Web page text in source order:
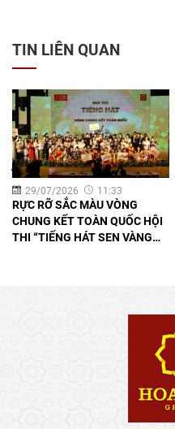
TIN LIÊN QUAN
29/07/2026 11:33
RỰC RỠ SẮC MÀU VÒNG
CHUNG KẾT TOÀN QUỐC HỘI
THI “TIẾNG HÁT SEN VÀNG